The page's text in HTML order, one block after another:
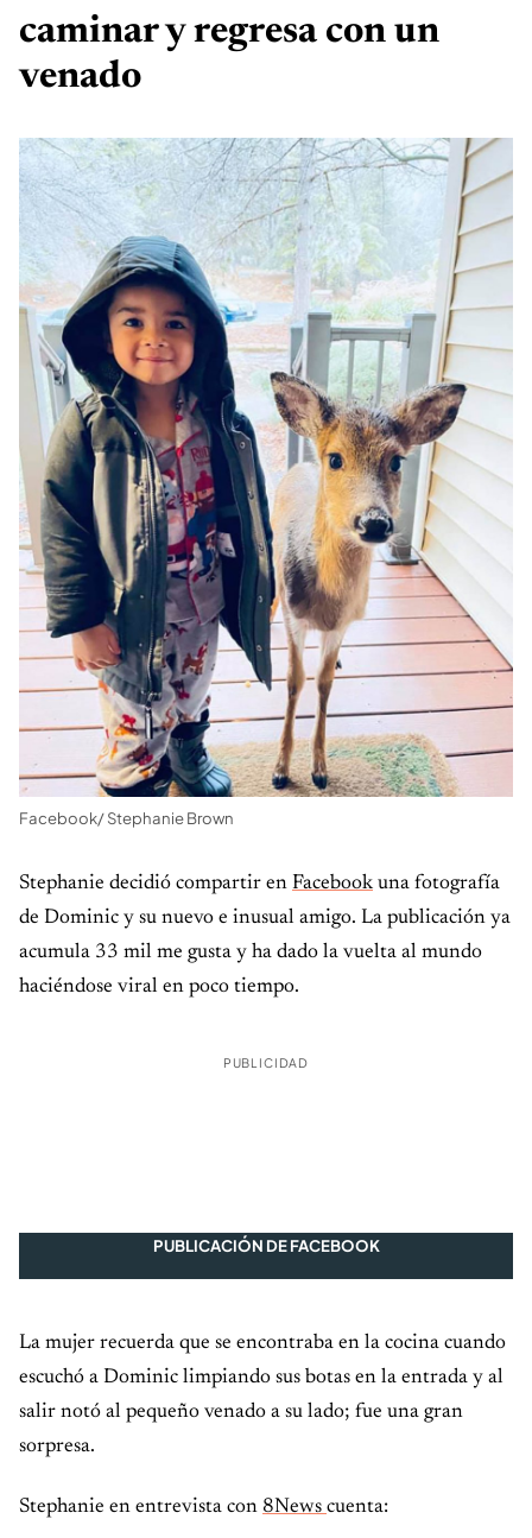
caminar y regresa con un
venado
Facebook/ Stephanie Brown
Stephanie decidió compartir en Facebook una fotografía
de Dominic y su nuevo e inusual amigo. La publicación ya
acumula 33 mil me gusta y ha dado la vuelta al mundo
haciéndose viral en poco tiempo.
PUBLICIDAD
PUBLICACIÓN DE FACEBOOK
La mujer recuerda que se encontraba en la cocina cuando
escuchó a Dominic limpiando sus botas en la entrada y al
salir notó al pequeño venado a su lado; fue una gran
sorpresa.
Stephanie en entrevista con 8News cuenta: